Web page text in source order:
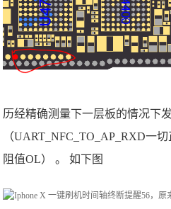
历经精确测量下一层板的情况下
（UART_NFC_TO_AP_RXD一
阻值OL） 。 如下图